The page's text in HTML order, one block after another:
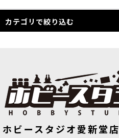
カテゴリで絞り込む
40,000：ボックスセット
IMPERIUM：スペースマリーン
IMPERIUM：スペースマリーン系戦
IMPERIUM：スペースウルフ
ホビースタジオ愛新堂店